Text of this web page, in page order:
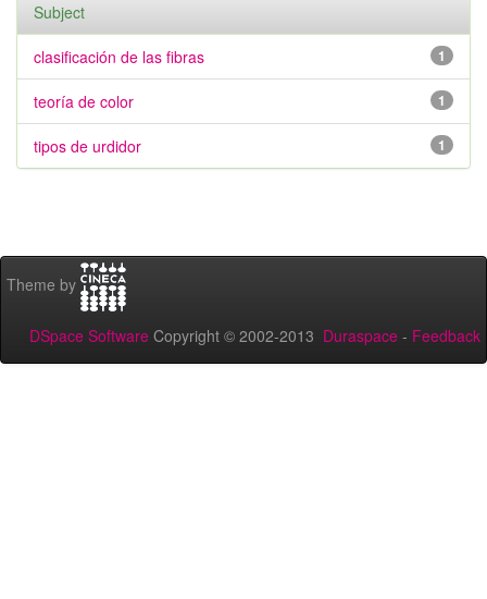
Subject
1
clasificación de las fibras
1
teoría de color
1
tipos de urdidor
Theme by
DSpace Software Copyright © 2002-2013 Duraspace - Feedback